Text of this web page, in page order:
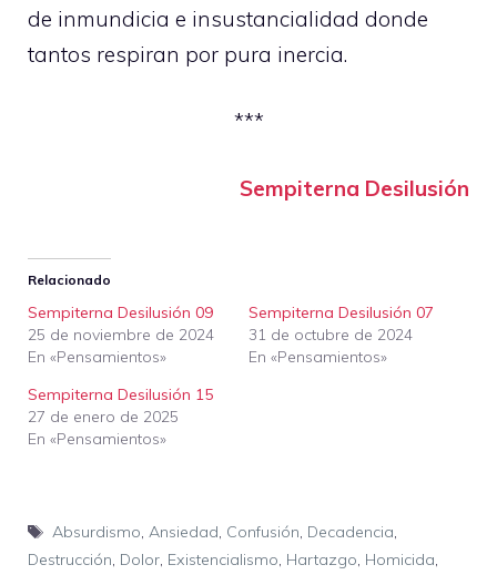
de inmundicia e insustancialidad donde
tantos respiran por pura inercia.
***
Sempiterna Desilusión
Relacionado
Sempiterna Desilusión 09
25 de noviembre de 2024
En «Pensamientos»
Sempiterna Desilusión 07
31 de octubre de 2024
En «Pensamientos»
Sempiterna Desilusión 15
27 de enero de 2025
En «Pensamientos»
Etiquetas
Absurdismo, Ansiedad, Confusión, Decadencia,
Destrucción, Dolor, Existencialismo, Hartazgo, Homicida,